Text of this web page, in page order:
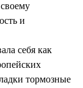
и
себя как
тормозные